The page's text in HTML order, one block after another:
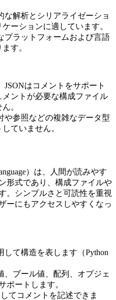
な解析とシリアライゼーショ
ーションに適しています。
プラットフォームおよび言語
す。
JSONはコメントをサポート
ントが必要な構成ファイル
。
や参照などの複雑なデータ型
ていません。
）は、人間が読みやす
形式であり、構成ファイルや
。シンプルさと可読性を重視
ーにもアクセスしやすくなっ
して構造を表します（Python
、ブール値、配列、オブジェ
ポートします。
てコメントを記述できま